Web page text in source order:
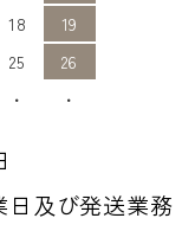
18
19
25
26
・ ・
及び発送業務